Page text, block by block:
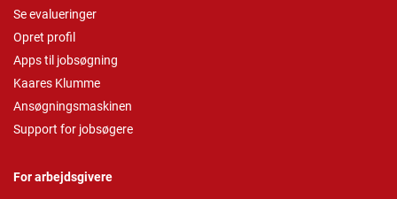
Se evalueringer
Opret profil
Apps til jobsøgning
Kaares Klumme
Ansøgningsmaskinen
Support for jobsøgere
For arbejdsgivere